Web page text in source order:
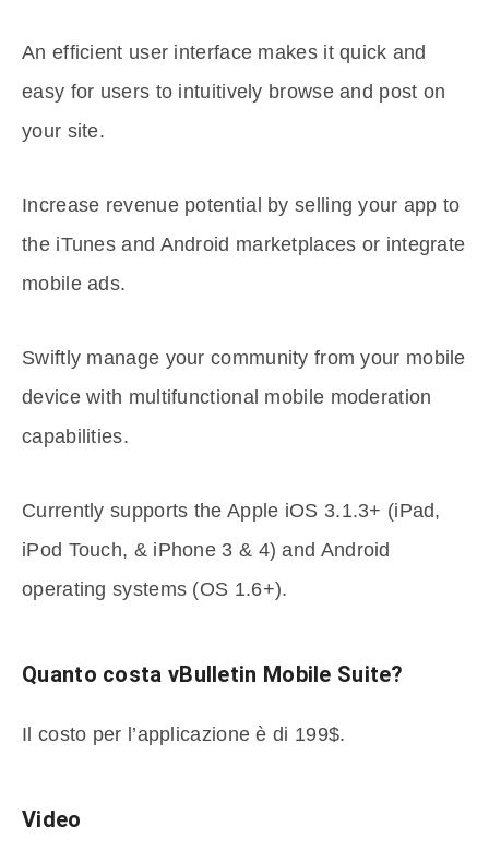
An efficient user interface makes it quick and
easy for users to intuitively browse and post on
your site.
Increase revenue potential by selling your app to
the iTunes and Android marketplaces or integrate
mobile ads.
Swiftly manage your community from your mobile
device with multifunctional mobile moderation
capabilities.
Currently supports the Apple iOS 3.1.3+ (iPad,
iPod Touch, & iPhone 3 & 4) and Android
operating systems (OS 1.6+).
Quanto costa vBulletin Mobile Suite?
Il costo per l’applicazione è di 199$.
Video